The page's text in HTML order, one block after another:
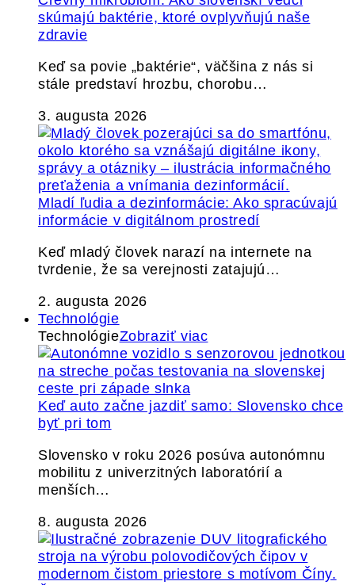
skúmajú baktérie, ktoré ovplyvňujú naše
zdravie
Keď sa povie „baktérie“, väčšina z nás si
stále predstaví hrozbu, chorobu…
3. augusta 2026
Mladí ľudia a dezinformácie: Ako spracúvajú
informácie v digitálnom prostredí
Keď mladý človek narazí na internete na
tvrdenie, že sa verejnosti zatajujú…
2. augusta 2026
Technológie
TechnológieZobraziť viac
Keď auto začne jazdiť samo: Slovensko chce
byť pri tom
Slovensko v roku 2026 posúva autonómnu
mobilitu z univerzitných laboratórií a
menších…
8. augusta 2026